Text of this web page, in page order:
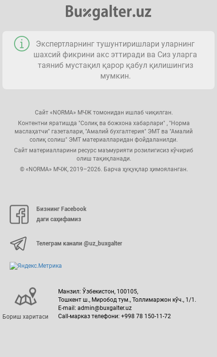
Экспертларнинг тушунтиришлари уларнинг
шахсий фикрини акс эттиради ва Сиз уларга
таяниб мустақил қарор қабул қилишингиз
мумкин.
Сайт «NORMA» МЧЖ томонидан ишлаб чиқилган.
Контентни яратишда "Солиқ ва божхона хабарлари" , "Норма
маслаҳатчи" газеталари, "Амалий бухгалтерия" ЭМТ ва "Амалий
солиқ солиш" ЭМТ материалларидан фойдаланилди.
Сайт материалларини ресурс маъмурияти розилигисиз кўчириб
олиш тақиқланади.
© «NORMA» МЧЖ, 2019–2026. Барча ҳуқуқлар ҳимояланган.
Бизнинг Facebook
даги саҳифамиз
Телеграм канали @uz_buxgalter
Бориш харитаси
Манзил: Ўзбекистон, 100105,
Тошкент ш., Миробод тум., Толлимаржон кўч., 1/1.
E-mail: admin@buxgalter.uz
Call-марказ телефони: +998 78 150-11-72